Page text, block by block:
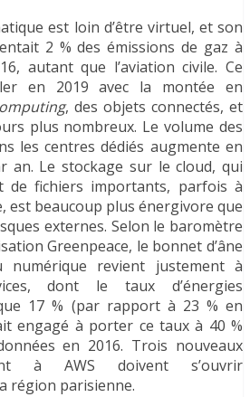
est loin d’être virtuel, et son
2 % des émissions de gaz à
autant que l’aviation civile. Ce
en 2019 avec la montée en
, des objets connectés, et
plus nombreux. Le volume des
les centres dédiés augmente en
an. Le stockage sur le cloud, qui
de fichiers importants, parfois à
est beaucoup plus énergivore que
externes. Selon le baromètre
Greenpeace, le bonnet d’âne
numérique revient justement à
dont le taux d’énergies
17 % (par rapport à 23 % en
engagé à porter ce taux à 40 %
en 2016. Trois nouveaux
à AWS doivent s’ouvrir
région parisienne.